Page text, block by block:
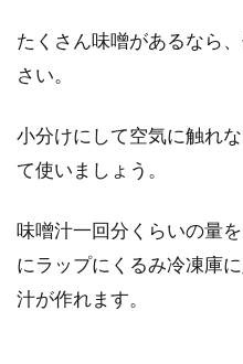
たくさん味噌があるなら
さい。
小分けにして空気に触れ
て使いましょう。
味噌汁一回分くらいの量
にラップにくるみ冷凍庫
汁が作れます。